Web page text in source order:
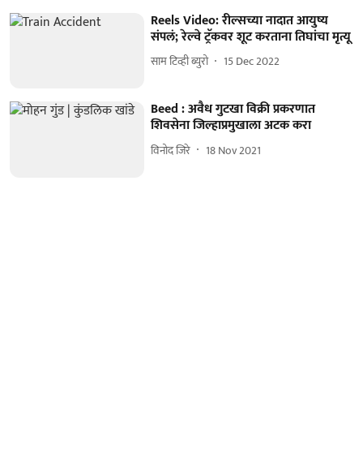
Reels Video: रील्सच्या नादात आयुष्य
संपलं; रेल्वे ट्रॅकवर शूट करताना तिघांचा मृत्यू
साम टिव्ही ब्युरो 15 Dec 2022
Beed : अवैध गुटखा विक्री प्रकरणात
शिवसेना जिल्हाप्रमुखाला अटक करा
विनोद जिरे 18 Nov 2021